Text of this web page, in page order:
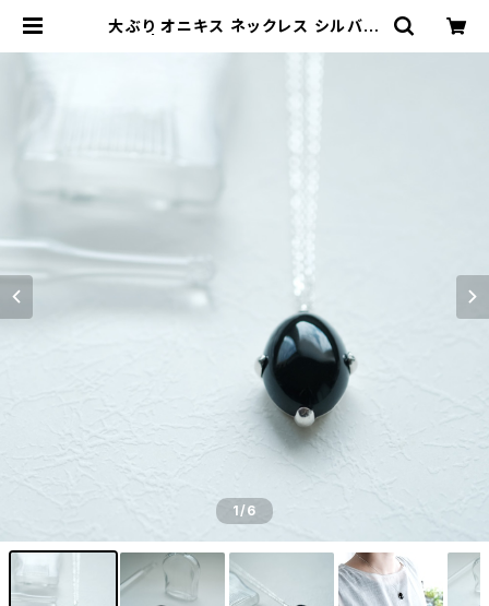
大ぶり オニキス ネックレス シルバー
1/6